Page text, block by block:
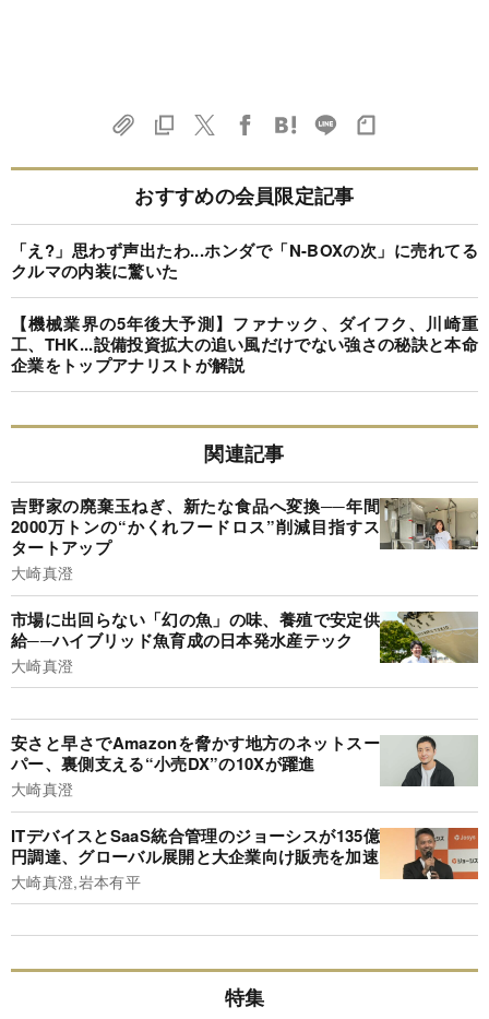
おすすめの会員限定記事
「え?」思わず声出たわ...ホンダで「N-BOXの次」に売れてる
クルマの内装に驚いた
【機械業界の5年後大予測】ファナック、ダイフク、川崎重
工、THK...設備投資拡大の追い風だけでない強さの秘訣と本命
企業をトップアナリストが解説
関連記事
吉野家の廃棄玉ねぎ、新たな食品へ変換──年間
2000万トンの“かくれフードロス”削減目指すス
タートアップ
大崎真澄
市場に出回らない「幻の魚」の味、養殖で安定供
給──ハイブリッド魚育成の日本発水産テック
大崎真澄
安さと早さでAmazonを脅かす地方のネットスー
パー、裏側支える“小売DX”の10Xが躍進
大崎真澄
ITデバイスとSaaS統合管理のジョーシスが135億
円調達、グローバル展開と大企業向け販売を加速
大崎真澄,岩本有平
特集